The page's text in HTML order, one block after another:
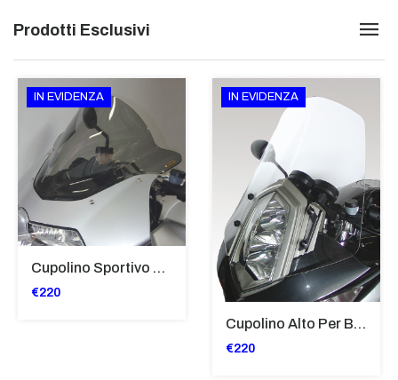
Prodotti Esclusivi
IN EVIDENZA
Cupolino Sportivo Per Bmw K 1200 R Sport 2005-07 TRASPARENTE - Sc967-T
€220
IN EVIDENZA
Cupolino Alto Per Bmw R 1200 St 2004 - 2007 TRASPARENTE - Sc950-T
€220